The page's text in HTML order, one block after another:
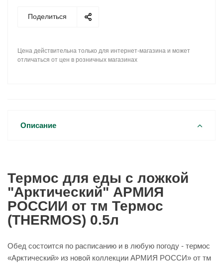
Поделиться
Цена действительна только для интернет-магазина и может
отличаться от цен в розничных магазинах
Описание
Термос для еды с ложкой
"Арктический" АРМИЯ
РОССИИ от тм Термос
(THERMOS) 0.5л
Обед состоится по расписанию и в любую погоду - термос
«Арктический» из новой коллекции АРМИЯ РОССИ» от тм